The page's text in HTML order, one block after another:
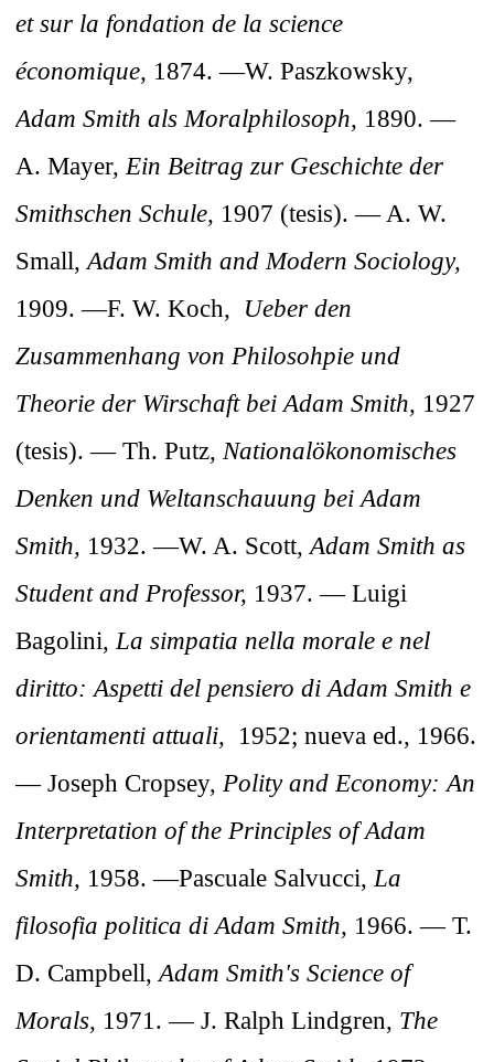
et sur la fondation de la science
économique, 1874. —W. Paszkowsky,
Adam Smith als Moralphilosoph, 1890. —
A. Mayer, Ein Beitrag zur Geschichte der
Smithschen Schule, 1907 (tesis). — A. W.
Small, Adam Smith and Modern Sociology,
1909. —F. W. Koch, Ueber den
Zusammenhang von Philosohpie und
Theorie der Wirschaft bei Adam Smith, 1927
(tesis). — Th. Putz, Nationalökonomisches
Denken und Weltanschauung bei Adam
Smith, 1932. —W. A. Scott, Adam Smith as
Student and Professor, 1937. — Luigi
Bagolini, La simpatia nella morale e nel
diritto: Aspetti del pensiero di Adam Smith e
orientamenti attuali, 1952; nueva ed., 1966.
— Joseph Cropsey, Polity and Economy: An
Interpretation of the Principles of Adam
Smith, 1958. —Pascuale Salvucci, La
filosofia politica di Adam Smith, 1966. — T.
D. Campbell, Adam Smith's Science of
Morals, 1971. — J. Ralph Lindgren, The